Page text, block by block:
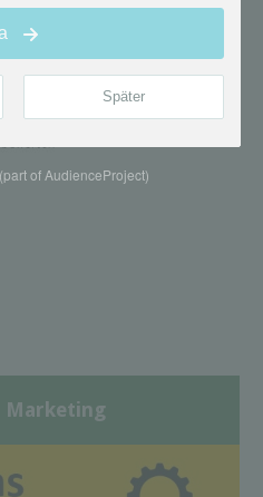
Marketing
of AudienceProject)